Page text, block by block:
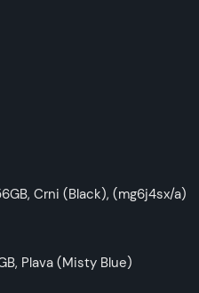
Crni (Black), (mg6j4sx/a)
Plava (Misty Blue)